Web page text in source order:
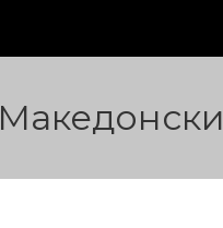
Македонски